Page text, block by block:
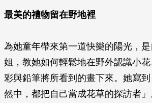
最美的禮物留在野地裡
為她童年帶來第一道快樂的陽光，
姐，教她如何輕鬆地在野外認識小
彩與鉛筆將所看到的畫下來。她寫
然中，都把自己當成花草的探訪者」